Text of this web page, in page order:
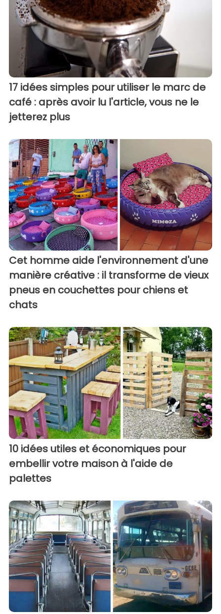
17 idées simples pour utiliser le marc de
café : après avoir lu l'article, vous ne le
jetterez plus
Cet homme aide l'environnement d'une
manière créative : il transforme de vieux
pneus en couchettes pour chiens et
chats
10 idées utiles et économiques pour
embellir votre maison à l'aide de
palettes